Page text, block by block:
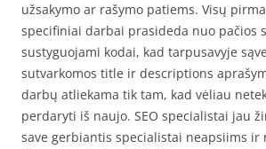
užsakymo ar rašymo patiems. Visų
specifiniai darbai prasideda nuo pačios
sustyguojami kodai, kad tarpusavyje
sutvarkomos title ir descriptions
darbų atliekama tik tam, kad vėliau
perdaryti iš naujo. SEO specialistai jau
save gerbiantis specialistai neapsiims ir